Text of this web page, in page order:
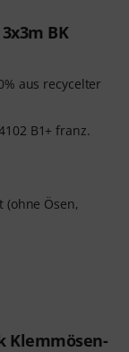
BK
aus recycelter
B1+ franz.
(ohne Ösen,
Klemmösen-